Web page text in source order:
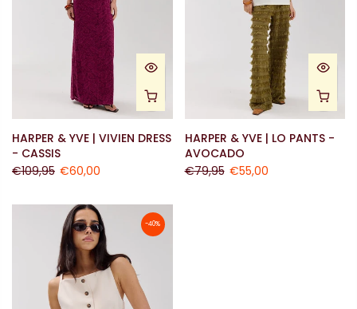
HARPER & YVE | VIVIEN DRESS
- CASSIS
€109,95 €60,00
HARPER & YVE | LO PANTS -
AVOCADO
€79,95 €55,00
-40%